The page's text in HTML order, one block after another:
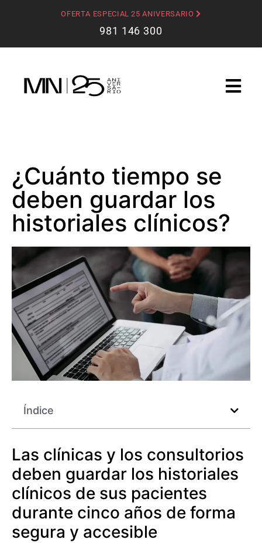
OFERTA ESPECIAL 25 ANIVERSARIO
981 146 300
¿Cuánto tiempo se
deben guardar los
historiales clínicos?
Índice
Las clínicas y los consultorios
deben guardar los historiales
clínicos de sus pacientes
durante cinco años de forma
segura y accesible